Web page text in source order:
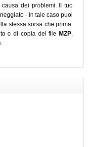
causa dei problemi. Il tuo
- in tale caso puoi
stessa sorsa che prima.
o di copia del file MZP,